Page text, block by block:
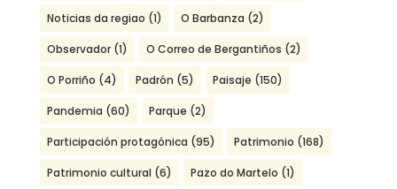
Noticias da regiao (1) O Barbanza (2)
Observador(1) O Correo de Bergantiños (2)
O Porriño (4) Padrón (5) Paisaje (150)
Pandemia (60) Parque (2)
Participación protagónica (95) Patrimonio (168)
Patrimonio cultural (6) Pazo do Martelo (1)